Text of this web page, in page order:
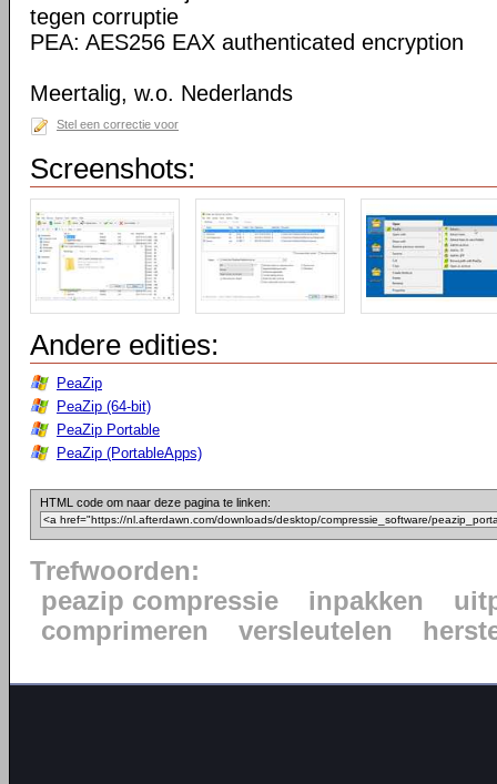
tegen corruptie
PEA: AES256 EAX authenticated encryption
Meertalig, w.o. Nederlands
Stel een correctie voor
Screenshots:
Andere edities:
PeaZip
PeaZip (64-bit)
PeaZip Portable
PeaZip (PortableApps)
HTML code om naar deze pagina te linken:
Trefwoorden:
peazip compressie
inpakken
comprimeren
versleutelen